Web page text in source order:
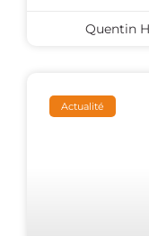
Quentin
Actualité